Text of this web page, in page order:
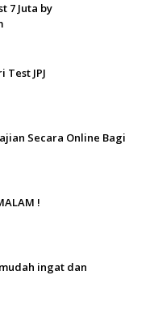
7 Juta by
JPJ
Secara Online Bagi
!
mudah ingat dan